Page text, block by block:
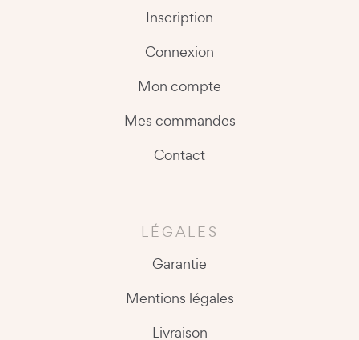
Inscription
Connexion
Mon compte
Mes commandes
Contact
LÉGALES
Garantie
Mentions légales
Livraison